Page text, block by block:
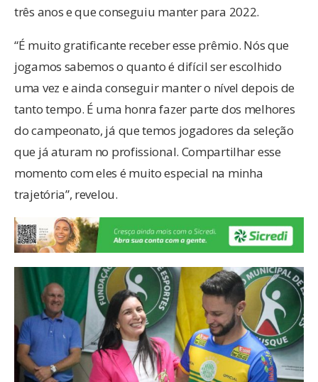
três anos e que conseguiu manter para 2022.
“É muito gratificante receber esse prêmio. Nós que
jogamos sabemos o quanto é difícil ser escolhido
uma vez e ainda conseguir manter o nível depois de
tanto tempo. É uma honra fazer parte dos melhores
do campeonato, já que temos jogadores da seleção
que já aturam no profissional. Compartilhar esse
momento com eles é muito especial na minha
trajetória”, revelou.